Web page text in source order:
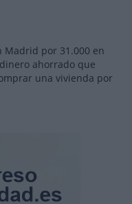
Madrid por 31.000 en
ahorrado que
una vivienda por